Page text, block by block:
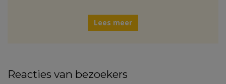
Lees meer
Reacties van bezoekers